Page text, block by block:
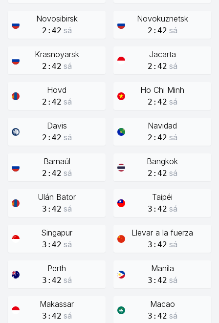
Novosibirsk
2:42 sá
Novokuznetsk
2:42 sá
Krasnoyarsk
2:42 sá
Jacarta
2:42 sá
Hovd
2:42 sá
Ho Chi Minh
2:42 sá
Davis
2:42 sá
Navidad
2:42 sá
Barnaúl
2:42 sá
Bangkok
2:42 sá
Ulán Bator
3:42 sá
Taipéi
3:42 sá
Singapur
3:42 sá
Llevar a la fuerza
3:42 sá
Perth
3:42 sá
Manila
3:42 sá
Makassar
3:42 sá
Macao
3:42 sá